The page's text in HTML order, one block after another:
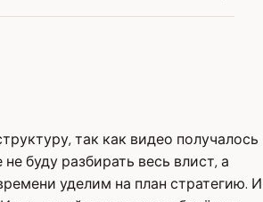
так как видео получалось
буду разбирать весь влист, а
уделим на план стратегию. И